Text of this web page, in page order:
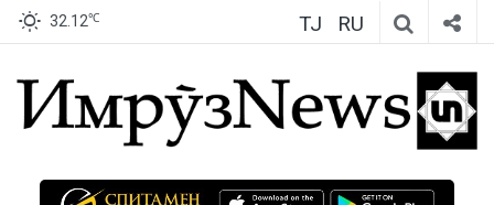
32.12℃ TJ RU
ИмрӯзNews